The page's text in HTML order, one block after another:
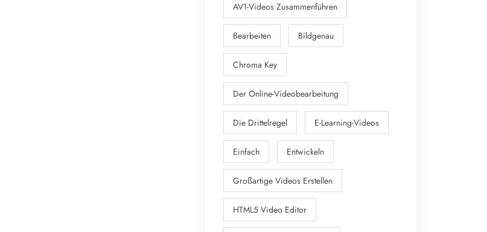
AV1-Videos Zusammenführen
Bearbeiten Bildgenau
Chroma Key
Der Online-Videobearbeitung
Die Drittelregel E-Learning-Videos
Einfach Entwickeln
Großartige Videos Erstellen
HTML5 Video Editor